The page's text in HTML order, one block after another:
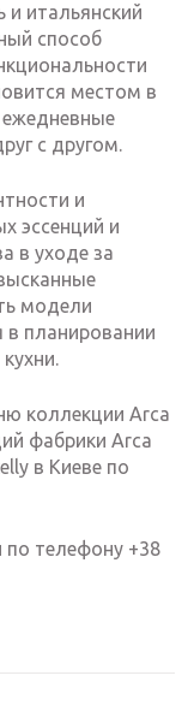
итальянский
способ
местом в
с другом.
и
эссенций и
в уходе за
модели
планировании
коллекции Arca
фабрики Arca
в Киеве по
телефону +38